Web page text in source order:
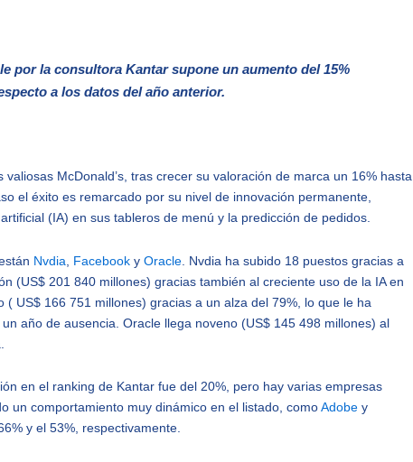
por la consultora Kantar supone un aumento del 15%
a los datos del año anterior.
McDonald’s, tras crecer su valoración de marca un 16% hasta
el éxito es remarcado por su nivel de innovación permanente,
(IA) en sus tableros de menú y la predicción de pedidos.
Nvdia Facebook y Oracle . Nvdia ha subido 18 puestos gracias a
(US$ 201 840 millones) gracias también al creciente uso de la IA en
( US$ 166 751 millones) gracias a un alza del 79%, lo que le ha
año de ausencia. Oracle llega noveno (US$ 145 498 millones) al
en el ranking de Kantar fue del 20%, pero hay varias empresas
un comportamiento muy dinámico en el listado, comoAdobe y
y el 53%, respectivamente.